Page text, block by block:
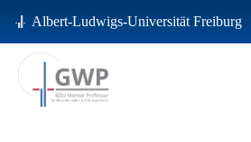
Albert-Ludwigs-Universität Freiburg